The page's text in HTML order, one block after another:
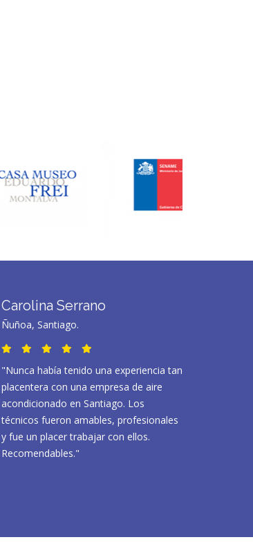
Carolina Serrano
Ñuñoa, Santiago.
"Nunca había tenido una experiencia tan
placentera con una empresa de aire
acondicionado en Santiago. Los
técnicos fueron amables, profesionales
y fue un placer trabajar con ellos.
Recomendables."